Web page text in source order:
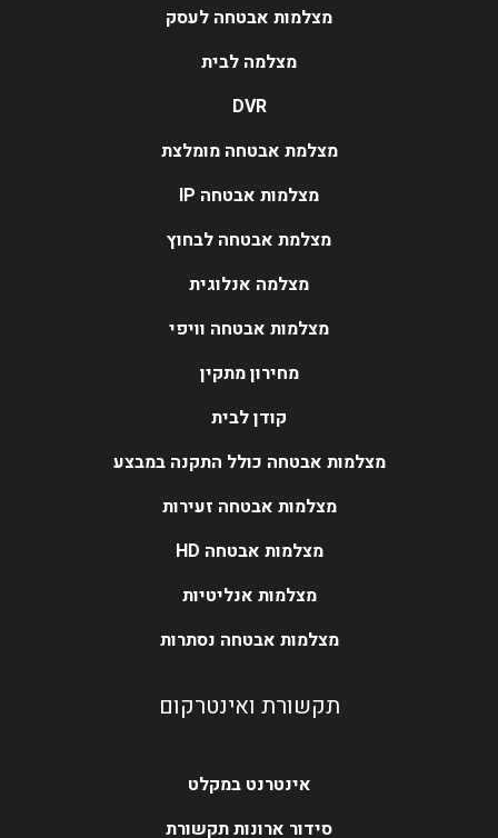
מצלמות אבטחה לעסק
מצלמה לבית
DVR
מצלמת אבטחה מומלצת
מצלמות אבטחה IP
מצלמת אבטחה לבחוץ
מצלמה אנלוגית
מצלמות אבטחה וויפי
מחירון מתקין
קודן לבית
מצלמות אבטחה כולל התקנה במבצע
מצלמות אבטחה זעירות
מצלמות אבטחה HD
מצלמות אנליטיות
מצלמות אבטחה נסתרות
תקשורת ואינטרקום
אינטרנט במקלט
סידור ארונות תקשורת